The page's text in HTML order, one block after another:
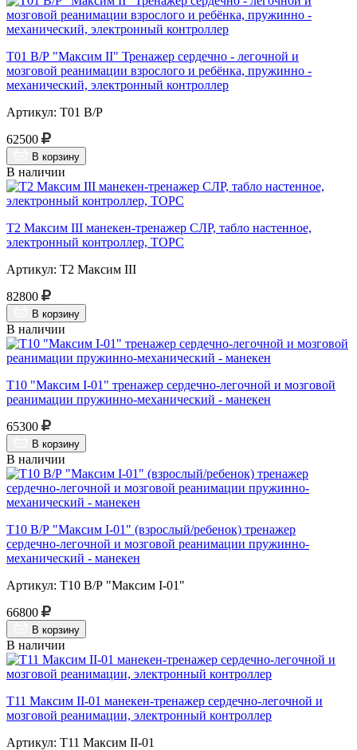
Т01 В/Р "Максим II" Тренажер сердечно - легочной и
мозговой реанимации взрослого и ребёнка, пружинно -
механический, электронный контроллер
Артикул: Т01 В/Р
62500
В корзину
В наличии
Т2 Максим III манекен-тренажер СЛР, табло настенное,
электронный контроллер, ТОРС
Артикул: Т2 Максим III
82800
В корзину
В наличии
Т10 "Максим I-01" тренажер сердечно-легочной и мозговой
реанимации пружинно-механический - манекен
65300
В корзину
В наличии
Т10 В/Р "Максим I-01" (взрослый/ребенок) тренажер
сердечно-легочной и мозговой реанимации пружинно-
механический - манекен
Артикул: Т10 В/Р "Максим I-01"
66800
В корзину
В наличии
Т11 Максим II-01 манекен-тренажер сердечно-легочной и
мозговой реанимации, электронный контроллер
Артикул: Т11 Максим II-01